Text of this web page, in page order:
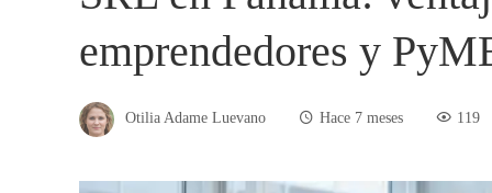
emprendedores y
Otilia Adame Luevano Hace 7 meses 119